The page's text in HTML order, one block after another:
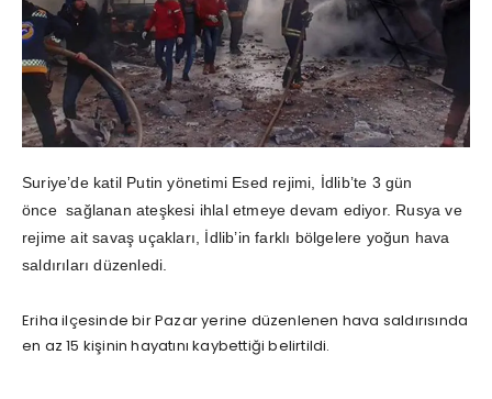
Suriye’de katil Putin yönetimi Esed rejimi, İdlib’te 3 gün
önce sağlanan ateşkesi ihlal etmeye devam ediyor. Rusya ve
rejime ait savaş uçakları, İdlib’in farklı bölgelere yoğun hava
saldırıları düzenledi.
Eriha ilçesinde bir Pazar yerine düzenlenen hava saldırısında
en az 15 kişinin hayatını kaybettiği belirtildi.